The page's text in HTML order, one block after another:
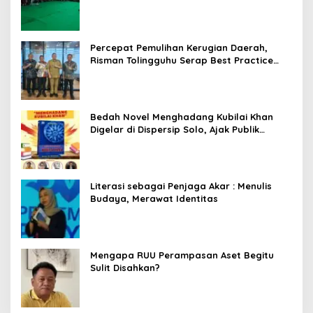
Percepat Pemulihan Kerugian Daerah,
Risman Tolingguhu Serap Best Practice
Bedah Novel Menghadang Kubilai Khan
Digelar di Dispersip Solo, Ajak Publik
Literasi sebagai Penjaga Akar : Menulis
Budaya, Merawat Identitas
Mengapa RUU Perampasan Aset Begitu
Sulit Disahkan?